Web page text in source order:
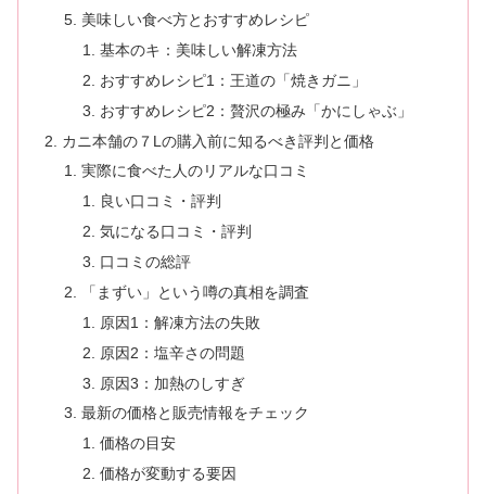
美味しい食べ方とおすすめレシピ
基本のキ：美味しい解凍方法
おすすめレシピ1：王道の「焼きガニ」
おすすめレシピ2：贅沢の極み「かにしゃぶ」
カニ本舗の７Lの購入前に知るべき評判と価格
実際に食べた人のリアルな口コミ
良い口コミ・評判
気になる口コミ・評判
口コミの総評
「まずい」という噂の真相を調査
原因1：解凍方法の失敗
原因2：塩辛さの問題
原因3：加熱のしすぎ
最新の価格と販売情報をチェック
価格の目安
価格が変動する要因